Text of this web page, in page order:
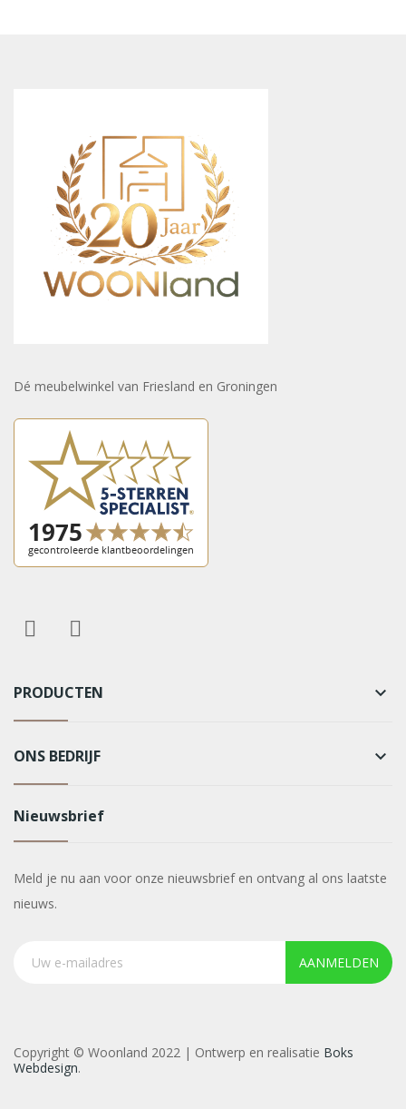
Dé meubelwinkel van Friesland en Groningen
PRODUCTEN keyboard_arrow_down
ONS BEDRIJF keyboard_arrow_down
Nieuwsbrief
Meld je nu aan voor onze nieuwsbrief en ontvang al ons laatste
nieuws.
AANMELDEN
Copyright © Woonland 2022 | Ontwerp en realisatie Boks
Webdesign.